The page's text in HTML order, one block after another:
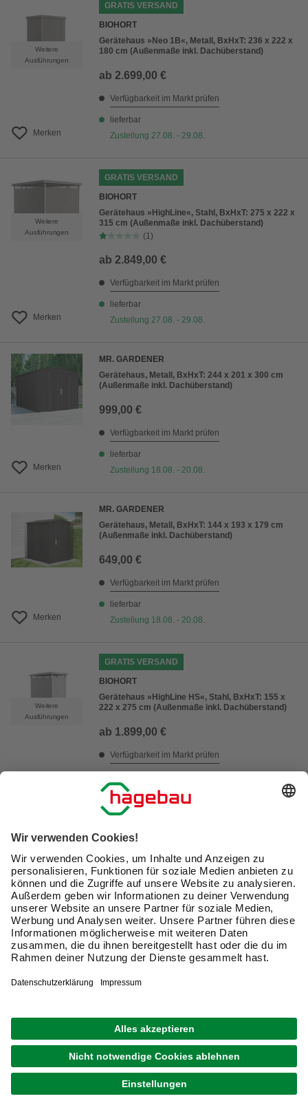
Weitere
Ausführungen
Merken
GRATIS VERSAND
BIOHORT
Gerätehaus »Neo 1B«, Metall, BxHxT: 236 x 222 x
180 cm (Außenmaße inkl. Dachüberstand)
ab 2.699,00 €
Verfügbarkeit im Markt prüfen
lieferbar
Zustellung 27.08. - 29.08.
Weitere
Ausführungen
Merken
GRATIS VERSAND
BIOHORT
Gerätehaus »HighLine«, Stahl, BxHxT: 275 x 222 x
315 cm (Außenmaße inkl. Dachüberstand)
(1)
ab 2.849,00 €
Verfügbarkeit im Markt prüfen
lieferbar
Zustellung 27.08. - 29.08.
Merken
MR. GARDENER
Gerätehaus, Metall, BxHxT: 244 x 201 x 300 cm
(Außenmaße inkl. Dachüberstand)
999,00 €
Verfügbarkeit im Markt prüfen
lieferbar
Zustellung 18.08. - 20.08.
Merken
MR. GARDENER
Gerätehaus, Metall, BxHxT: 144 x 193 x 179 cm
(Außenmaße inkl. Dachüberstand)
649,00 €
Verfügbarkeit im Markt prüfen
lieferbar
Zustellung 18.08. - 20.08.
Weitere
Ausführungen
GRATIS VERSAND
BIOHORT
Gerätehaus »HighLine HS«, Stahl, BxHxT: 155 x
222 x 275 cm (Außenmaße inkl. Dachüberstand)
ab 1.899,00 €
Verfügbarkeit im Markt prüfen
Zustellung 27.08. - 29.08.
Ausführungen
Merken
GRATIS VERSAND
BIOHORT
Gerätehaus »Europa«, Stahl, BxHxT: 316 x 209 x
228 cm (Außenmaße inkl. Dachüberstand)
ab1.549,00 €
Verfügbarkeit im Markt prüfen
lieferbar
Zustellung 27.08. - 29.08.
BIOHORT
Minigarage, BxTxH: 145 cm x 203 cm x 151 cm
ab1.399,00 €
Verfügbarkeit im Markt prüfen